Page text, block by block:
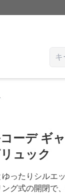
ーデ ギ
ュック
ったりシルエ
グ式の開閉で